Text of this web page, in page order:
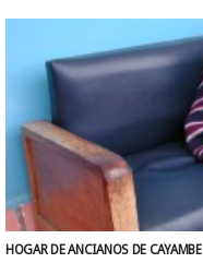
HOGAR DE ANCIANOS DE CAYAMBE